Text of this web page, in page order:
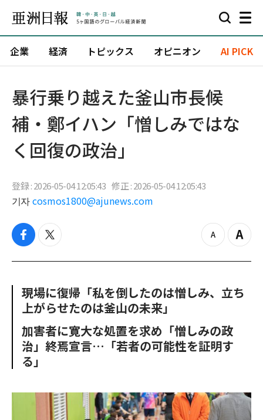
企業 経済 トピックス オピニオン AI PICK
暴行乗り越えた釜山市長候
補・鄭イハン「憎しみではな
く回復の政治」
登録 : 2026-05-04 12:05:43 修正 : 2026-05-04 12:05:43
기자 cosmos1800@ajunews.com
f
c
o
o
t
i
e
r
z
o
u
Z
o
n
現場に復帰「私を倒したのは憎しみ、立ち
上がらせたのは釜山の未来」
加害者に寛大な処置を求め「憎しみの政
治」終焉宣言…「若者の可能性を証明す
る」